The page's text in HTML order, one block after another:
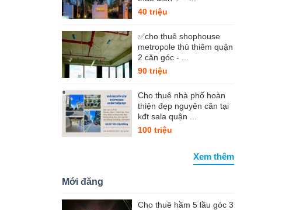
40 triệu
✅cho thuê shophouse
metropole thủ thiêm quận
2 căn góc - ...
90 triệu
Cho thuê nhà phố hoàn
thiện đẹp nguyên căn tại
kđt sala quận ...
100 triệu
Xem thêm
Mới đăng
Cho thuê hầm 5 lầu góc 3